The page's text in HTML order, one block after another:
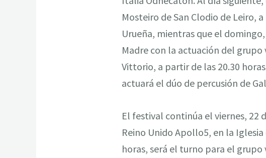
Mosteiro de San Clodio de Leiro,
Urueña, mientras que el
Madre con la actuación del
Vittorio, a partir de las 20.30
actuará el dúo de percusión de
El festival continúa el viernes, 22
Reino Unido Apollo5, en la
horas, será el turno para el